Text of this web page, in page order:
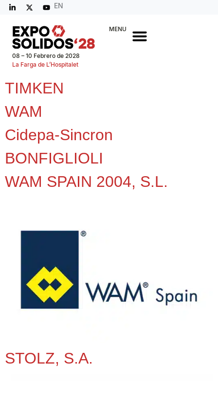
EN
08 – 10 Febrero de 2028
La Farga de L’Hospitalet
MENU
TIMKEN
WAM
Cidepa-Sincron
BONFIGLIOLI
WAM SPAIN 2004, S.L.
STOLZ, S.A.